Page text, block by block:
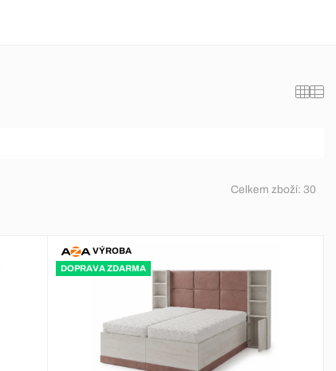
Celkem zboží: 30
VÝROBA
DOPRAVA ZDARMA